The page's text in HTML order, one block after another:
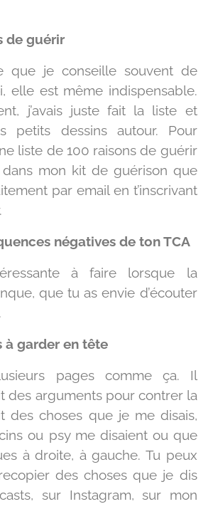
de guérir
que je conseille souvent de
elle est même indispensable.
j’avais juste fait la liste et
petits dessins autour. Pour
liste de 100 raisons de guérir
dans mon kit de guérison que
par email en t’inscrivant
négatives de ton TCA
à faire lorsque la
que tu as envie d’écouter
à garder en tête
pages comme ça. Il
des arguments pour contrer la
des choses que je me disais,
ou psy me disaient ou que
à droite, à gauche. Tu peux
des choses que je dis
sur Instagram, sur mon